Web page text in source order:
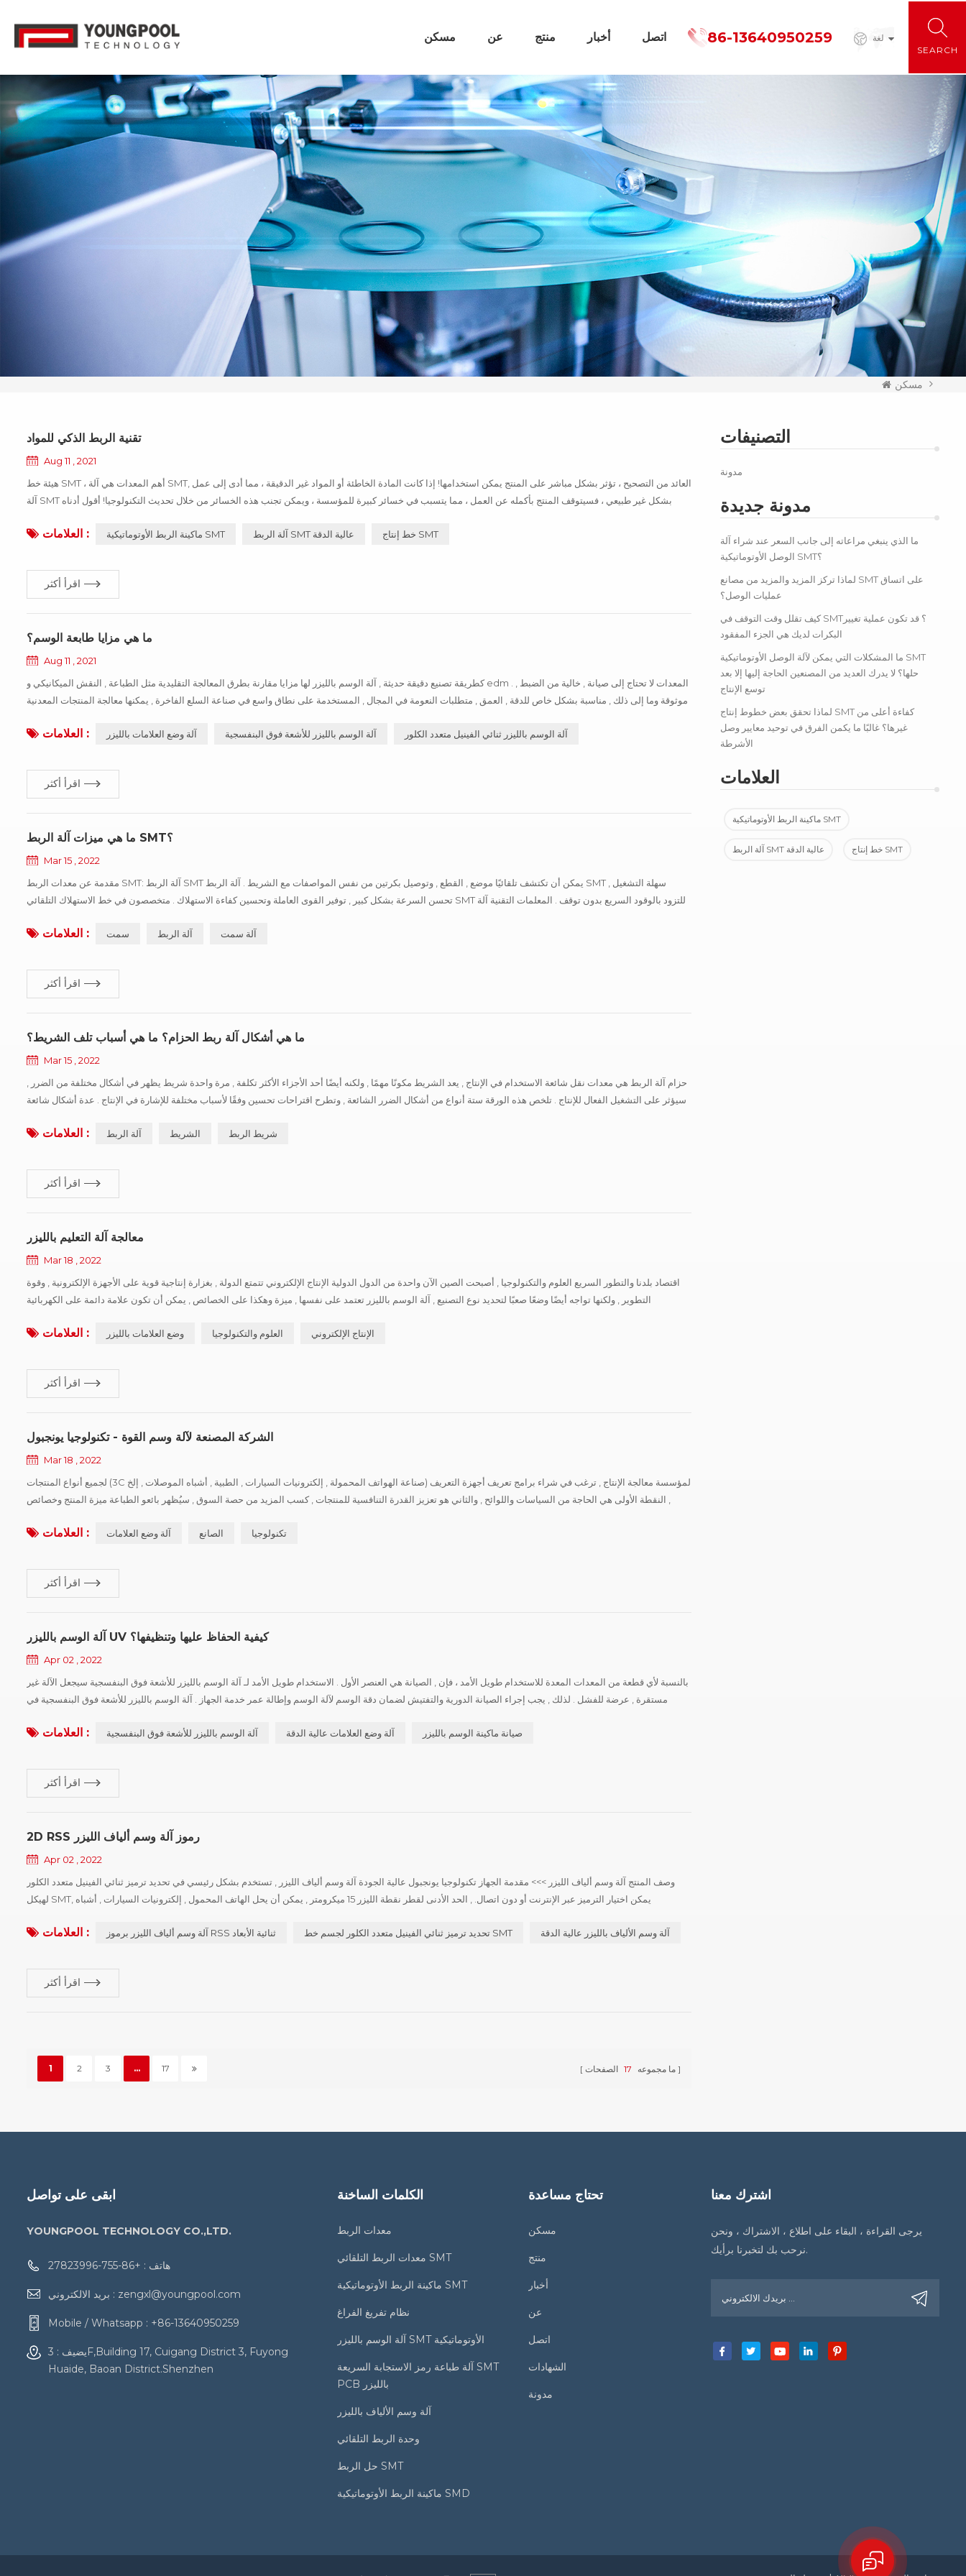
لغة 86-13640950259 مسكن عن منتج أخبار اتصل
مسكن
التصنيفات
مدونة
مدونة جديدة
ما الذي ينبغي مراعاته إلى جانب السعر عند شراء آلة
الوصل الأوتوماتيكية SMT؟
لماذا تركز المزيد والمزيد من مصانع SMT على اتساق
عمليات الوصل؟
كيف تقلل وقت التوقف في SMT؟ قد تكون عملية تغيير
البكرات لديك هي الجزء المفقود
ما المشكلات التي يمكن لآلة الوصل الأوتوماتيكية SMT
حلها؟ لا يدرك العديد من المصنعين الحاجة إليها إلا بعد
توسع الإنتاج
لماذا تحقق بعض خطوط إنتاج SMT كفاءة أعلى من
غيرها؟ غالبًا ما يكمن الفرق في توحيد معايير وصل
الأشرطة
العلامات
ماكينة الربط الأوتوماتيكية SMT
آلة الربط SMT عالية الدقة خط إنتاج SMT
تقنية الربط الذكي للمواد
Aug 11 , 2021
هيئة خط SMT ، أهم المعدات هي آلة SMT, العائد من التصحيح ، تؤثر بشكل مباشر على المنتج يمكن استخدامها! إذا كانت المادة الخاطئة أو المواد غير الدقيقة ، مما أدى إلى عمل
آلة SMT بشكل غير طبيعي ، فسيتوقف المنتج بأكمله عن العمل ، مما يتسبب في خسائر كبيرة للمؤسسة ، ويمكن تجنب هذه الخسائر من خلال تحديث التكنولوجيا! أقول أدناه
العلامات : ماكينة الربط الأوتوماتيكية SMT آلة الربط SMT عالية الدقة خط إنتاج SMT
اقرأ أكثر
ما هي مزايا طابعة الوسم؟
Aug 11 , 2021
كطريقة تصنيع دقيقة حديثة , آلة الوسم بالليزر لها مزايا مقارنة بطرق المعالجة التقليدية مثل الطباعة , النقش الميكانيكي و edm . المعدات لا تحتاج إلى صيانة , خالية من الضبط ,
موثوقة وما إلى ذلك , مناسبة بشكل خاص للدقة , العمق , متطلبات النعومة في المجال , المستخدمة على نطاق واسع في صناعة السلع الفاخرة , يمكنها معالجة المنتجات المعدنية
العلامات : آلة وضع العلامات بالليزر آلة الوسم بالليزر للأشعة فوق البنفسجية آلة الوسم بالليزر ثنائي الفينيل متعدد الكلور
اقرأ أكثر
ما هي ميزات آلة الربط SMT؟
Mar 15 , 2022
مقدمة عن معدات الربط SMT: آلة الربط SMT يمكن أن تكتشف تلقائيًا موضع , القطع , وتوصيل بكرتين من نفس المواصفات مع الشريط . آلة الربط SMT سهلة التشغيل ,
تحسن السرعة بشكل كبير , توفير القوى العاملة وتحسين كفاءة الاستهلاك . متخصصون في خط الاستهلاك التلقائي SMT للتزود بالوقود السريع بدون توقف . المعلمات التقنية آلة
العلامات : سمت آلة الربط آلة سمت
اقرأ أكثر
ما هي أشكال آلة ربط الحزام؟ ما هي أسباب تلف الشريط؟
Mar 15 , 2022
حزام آلة الربط هي معدات نقل شائعة الاستخدام في الإنتاج , يعد الشريط مكونًا مهمًا , ولكنه أيضًا أحد الأجزاء الأكثر تكلفة , مرة واحدة شريط يظهر في أشكال مختلفة من الضرر ,
سيؤثر على التشغيل الفعال للإنتاج . تلخص هذه الورقة ستة أنواع من أشكال الضرر الشائعة , وتطرح اقتراحات تحسين وفقًا لأسباب مختلفة للإشارة في الإنتاج . عدة أشكال شائعة
العلامات : آلة الربط الشريط شريط الربط
اقرأ أكثر
معالجة آلة التعليم بالليزر
Mar 18 , 2022
اقتصاد بلدنا والتطور السريع العلوم والتكنولوجيا , أصبحت الصين الآن واحدة من الدول الدولية الإنتاج الإلكتروني تتمتع الدولة , بغزارة إنتاجية قوية على الأجهزة الإلكترونية , وقوة
التطوير , ولكنها تواجه أيضًا وضعًا صعبًا لتحديد نوع التصنيع , آلة الوسم بالليزر تعتمد على نفسها , ميزة وهكذا على الخصائص , يمكن أن تكون علامة دائمة على الكهربائية
العلامات : وضع العلامات بالليزر العلوم والتكنولوجيا الإنتاج الإلكتروني
اقرأ أكثر
الشركة المصنعة لآلة وسم القوة - تكنولوجيا يونجبول
Mar 18 , 2022
لجميع أنواع المنتجات (3C صناعة الهواتف المحمولة , إلكترونيات السيارات , الطبية , أشباه الموصلات , إلخ) لمؤسسة معالجة الإنتاج , ترغب في شراء برامج تعريف أجهزة التعريف
, النقطة الأولى هي الحاجة من السياسات واللوائح , والثاني هو تعزيز القدرة التنافسية للمنتجات , كسب المزيد من حصة السوق , سيُظهر بائعو الطباعة ميزة المنتج وخصائص
العلامات : آلة وضع العلامات الصانع تكنولوجيا
اقرأ أكثر
آلة الوسم بالليزر UV كيفية الحفاظ عليها وتنظيفها؟
Apr 02 , 2022
بالنسبة لأي قطعة من المعدات المعدة للاستخدام طويل الأمد ، فإن , الصيانة هي العنصر الأول . الاستخدام طويل الأمد لـ آلة الوسم بالليزر للأشعة فوق البنفسجية سيجعل الآلة غير
مستقرة , عرضة للفشل . لذلك , يجب إجراء الصيانة الدورية والتفتيش لضمان دقة الوسم لآلة الوسم وإطالة عمر خدمة الجهاز . آلة الوسم بالليزر للأشعة فوق البنفسجية في
العلامات : آلة الوسم بالليزر للأشعة فوق البنفسجية آلة وضع العلامات عالية الدقة صيانة ماكينة الوسم بالليزر
اقرأ أكثر
2D RSS رموز آلة وسم ألياف الليزر
Apr 02 , 2022
وصف المنتج آلة وسم ألياف الليزر >>> مقدمة الجهاز تكنولوجيا يونجبول عالية الجودة آلة وسم ألياف الليزر , تستخدم بشكل رئيسي في تحديد ترميز ثنائي الفينيل متعدد الكلور
لهيكل SMT, يمكن اختيار الترميز عبر الإنترنت أو دون اتصال. , الحد الأدنى لقطر نقطة الليزر 15 ميكرومتر , يمكن أن يحل الهاتف المحمول , إلكترونيات السيارات , أشباه
العلامات : آلة وسم ألياف الليزر برموز RSS ثنائية الأبعاد تحديد ترميز ثنائي الفينيل متعدد الكلور لجسم خط SMT آلة وسم الألياف بالليزر عالية الدقة
اقرأ أكثر
1 2 3 ... 17 ما مجموعه 17 الصفحات
ابقى على تواصل
YOUNGPOOL TECHNOLOGY CO.,LTD.
هاتف : +86-755-27823996
بريد الالكتروني : zengxl@youngpool.com
Mobile / Whatsapp : +86-13640950259
يضيف : 3F,Building 17, Cuigang District 3, Fuyong
Huaide, Baoan District.Shenzhen
الكلمات الساخنة
معدات الربط
معدات الربط التلقائي SMT
ماكينة الربط الأوتوماتيكية SMT
نظام تفريغ الفراغ
آلة الوسم بالليزر SMT الأوتوماتيكية
آلة طباعة رمز الاستجابة السريعة SMT
PCB بالليزر
آلة وسم الألياف بالليزر
وحدة الربط التلقائي
حل الربط SMT
ماكينة الربط الأوتوماتيكية SMD
تحتاج مساعدة
مسكن
منتج
أخبار
عن
اتصل
الشهادات
مدونة
اشترك معنا
يرجى القراءة ، البقاء على اطلاع ، الاشتراك ، ونحن
نرحب بك لتخبرنا برأيك.